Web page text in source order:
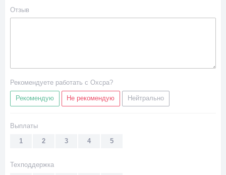
Отзыв
Рекомендуете работать с Oxcpa?
Рекомендую Не рекомендую Нейтрально
Выплаты
5
4
3
2
1
Техподдержка